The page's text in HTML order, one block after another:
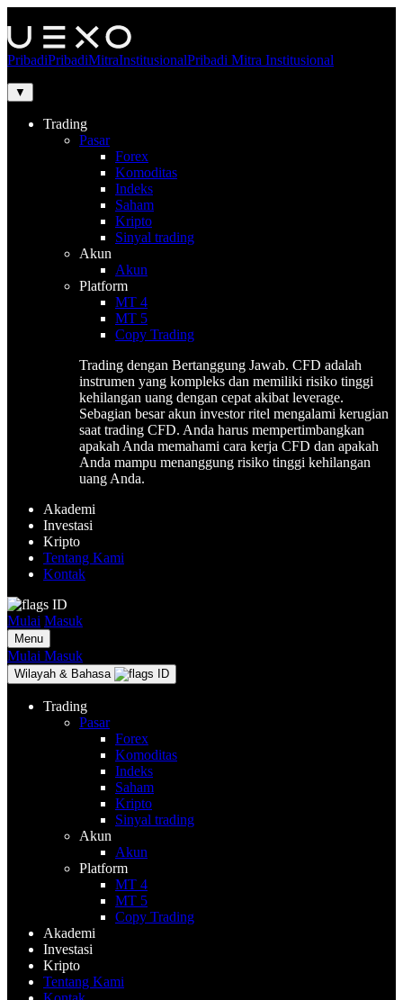
PribadiPribadiMitraInstitusionalPribadi Mitra Institusional
▼
Trading
Pasar
Forex
Komoditas
Indeks
Saham
Kripto
Sinyal trading
Akun
Akun
Platform
MT 4
MT 5
Copy Trading
Trading dengan Bertanggung Jawab. CFD adalah
instrumen yang kompleks dan memiliki risiko tinggi
kehilangan uang dengan cepat akibat leverage.
Sebagian besar akun investor ritel mengalami kerugian
saat trading CFD. Anda harus mempertimbangkan
apakah Anda memahami cara kerja CFD dan apakah
Anda mampu menanggung risiko tinggi kehilangan
uang Anda.
Akademi
Investasi
Kripto
Tentang Kami
Kontak
ID
Mulai Masuk
Menu
Mulai Masuk
Wilayah & Bahasa ID
Trading
Pasar
Forex
Komoditas
Indeks
Saham
Kripto
Sinyal trading
Akun
Akun
Platform
MT 4
MT 5
Copy Trading
Akademi
Investasi
Kripto
Tentang Kami